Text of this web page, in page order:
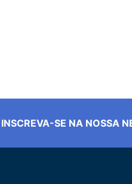
| INSCREVA-SE NA NOSSA